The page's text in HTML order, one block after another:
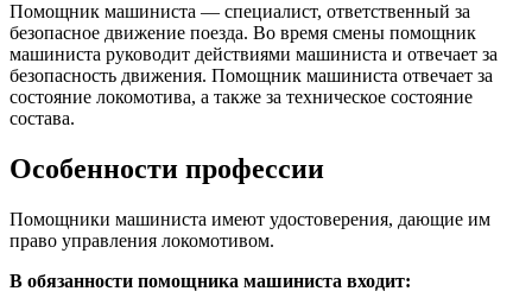
Помощник машиниста — специалист, ответственный за
безопасное движение поезда. Во время смены помощник
машиниста руководит действиями машиниста и отвечает за
безопасность движения. Помощник машиниста отвечает за
состояние локомотива, а также за техническое состояние
состава.
Особенности профессии
Помощники машиниста имеют удостоверения, дающие им
право управления локомотивом.
В обязанности помощника машиниста входит: